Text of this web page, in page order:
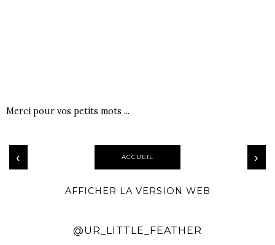
Merci pour vos petits mots ...
‹ ›
ACCUEIL
AFFICHER LA VERSION WEB
@UR_LITTLE_FEATHER